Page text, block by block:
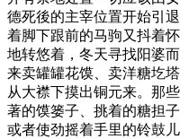
德死後的主宰位置开始引
着脚下跟前的马驹又抖着
地转悠着，冬天寻找阳婆
来卖罐罐花馍、卖洋糖圪
从大襟下摸出铜元来。那
著的馍篓子、挑着的糖担
或者使劲摇着手里的铃鼓